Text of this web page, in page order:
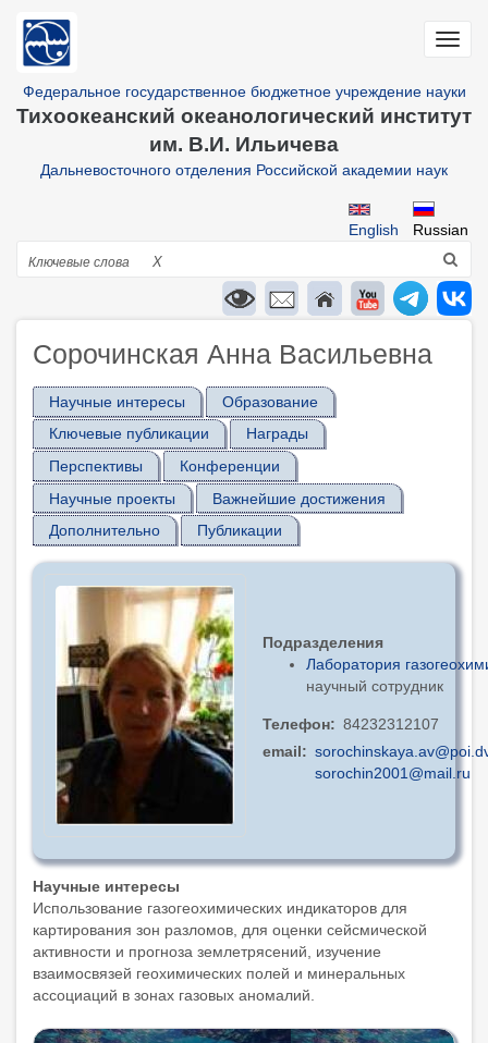
основному
Федеральное государственное бюджетное учреждение науки
Тихоокеанский океанологический институт
им. В.И. Ильичева
Дальневосточного отделения Российской академии наук
Russian
English
Поиск
X
Сорочинская Анна Васильевна
Научные интересы
Образование
Ключевые публикации
Награды
Перспективы
Конференции
Научные проекты
Важнейшие достижения
Дополнительно
Публикации
Подразделения
Лаборатория
научный сотрудник
Телефон
84232312107
email
sorochin2001@mail.ru
Научные интересы
Использование газогеохимических индикаторов для
картирования зон разломов, для оценки сейсмической
активности и прогноза землетрясений, изучение
взаимосвязей геохимических полей и минеральных
ассоциаций в зонах газовых аномалий.